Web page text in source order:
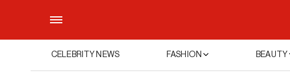
CELEBRITY NEWS FASHION BEAUTY